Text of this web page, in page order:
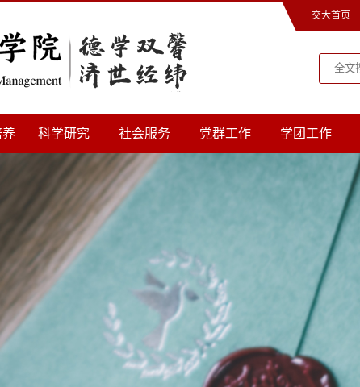
交大首页
养 科学研究 社会服务 党群工作 学团工作